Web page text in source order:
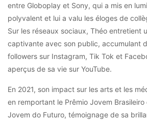
entre Globoplay et Sony, qui a mis en
polyvalent et lui a valu les éloges de
Sur les réseaux sociaux, Théo entretient
captivante avec son public, accumulant
followers sur Instagram, Tik Tok et
aperçus de sa vie sur YouTube.
En 2021, son impact sur les arts et les
en remportant le Prêmio Jovem
Jovem do Futuro, témoignage de sa